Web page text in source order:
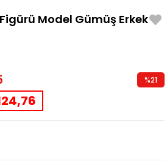
Model Gümüş Erkek
%21